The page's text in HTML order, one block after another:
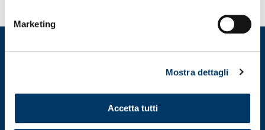
Marketing
Mostra dettagli
Accetta tutti